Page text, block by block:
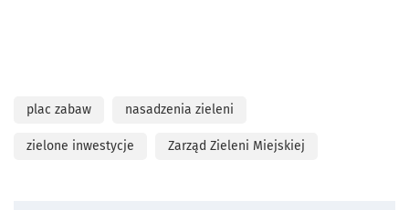
plac zabaw nasadzenia zieleni
zielone inwestycje Zarząd Zieleni Miejskiej